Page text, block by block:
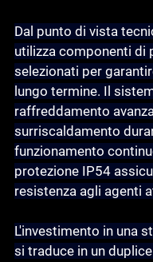
Dal punto di vista
utilizza componenti di
selezionati per
lungo termine. Il
raffreddamento
surriscaldamento
funzionamento
protezione IP54
resistenza agli agenti
L'investimento in una
si traduce in un